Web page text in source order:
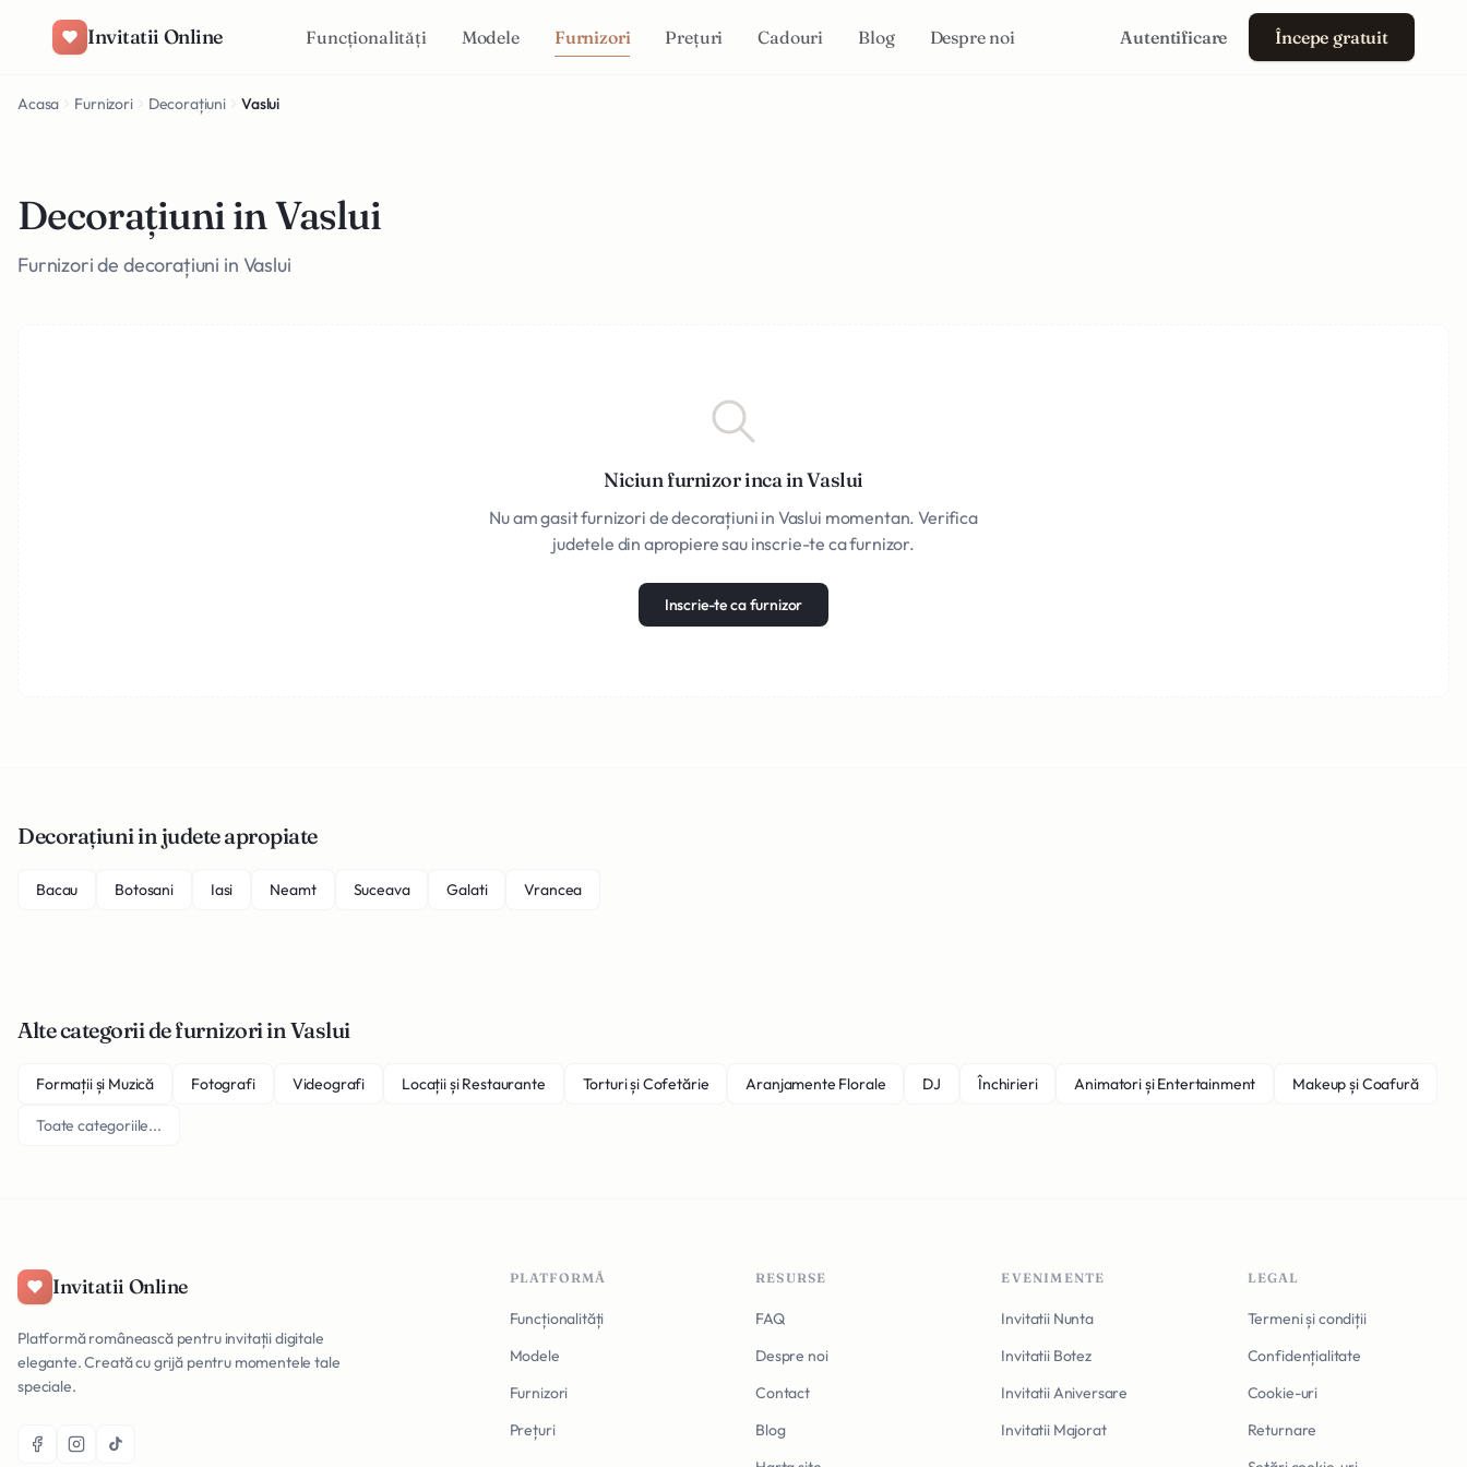
Invitatii Online Funcționalități Modele Furnizori Prețuri Cadouri Blog Despre noi Autentificare Începe gratuit
Acasa Furnizori Decorațiuni Vaslui
Decorațiuni in Vaslui
Furnizori de decorațiuni in Vaslui
Niciun furnizor inca in Vaslui
Nu am gasit furnizori de decorațiuni in Vaslui momentan. Verifica
judetele din apropiere sau inscrie-te ca furnizor.
Inscrie-te ca furnizor
Decorațiuni in judete apropiate
Bacau Botosani Iasi Neamt Suceava Galati Vrancea
Alte categorii de furnizori in Vaslui
Formații și Muzică Fotografi Videografi Locații și Restaurante Torturi și Cofetărie Aranjamente Florale DJ Închirieri Animatori și Entertainment Makeup și Coafură
Toate categoriile...
Invitatii Online
Platformă românească pentru invitații digitale
elegante. Creată cu grijă pentru momentele tale
speciale.
PLATFORMĂ
Funcționalități
Modele
Furnizori
Prețuri
RESURSE
FAQ
Despre noi
Contact
Blog
EVENIMENTE
Invitatii Nunta
Invitatii Botez
Invitatii Aniversare
Invitatii Majorat
LEGAL
Termeni și condiții
Confidențialitate
Cookie-uri
Returnare